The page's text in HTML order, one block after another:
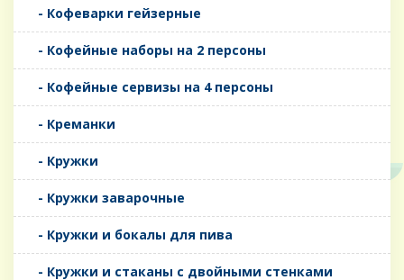
- Кофеварки гейзерные
- Кофейные наборы на 2 персоны
- Кофейные сервизы на 4 персоны
- Креманки
- Кружки
- Кружки заварочные
- Кружки и бокалы для пива
- Кружки и стаканы с двойными стенками